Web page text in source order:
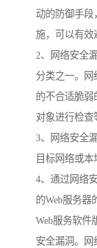
动的防御手段
施，可以有效
2、网络安全
分类之一。
的不合适脆
对象进行检查
3、网络安全
目标网络或本
4、通过网络
的Web服务器
Web服务软件
安全漏洞。